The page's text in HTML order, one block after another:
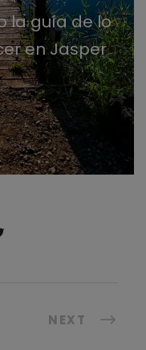
la guía de lo
en Jasper
NEXT